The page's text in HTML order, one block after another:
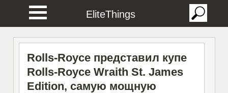
EliteThings
Rolls-Royce представил купе
Rolls-Royce Wraith St. James
Edition, самую мощную